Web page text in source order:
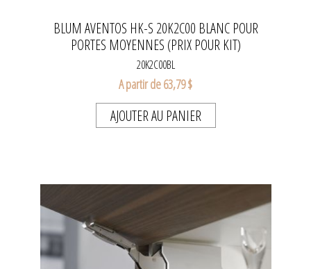
BLUM AVENTOS HK-S 20K2C00 BLANC POUR
PORTES MOYENNES (PRIX POUR KIT)
20K2C00BL
A partir de 63,79 $
AJOUTER AU PANIER